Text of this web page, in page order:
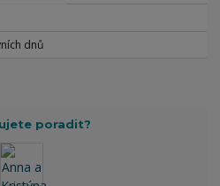
dnů
poradit?